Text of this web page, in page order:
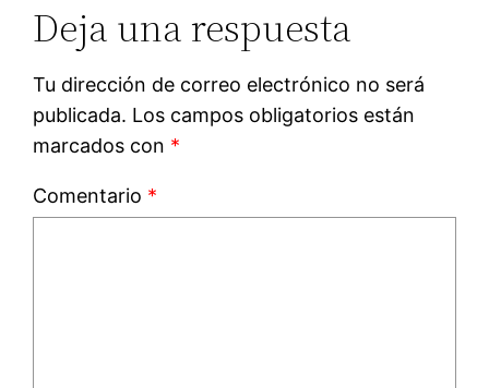
Deja una respuesta
Tu dirección de correo electrónico no será
publicada. Los campos obligatorios están
marcados con *
Comentario *